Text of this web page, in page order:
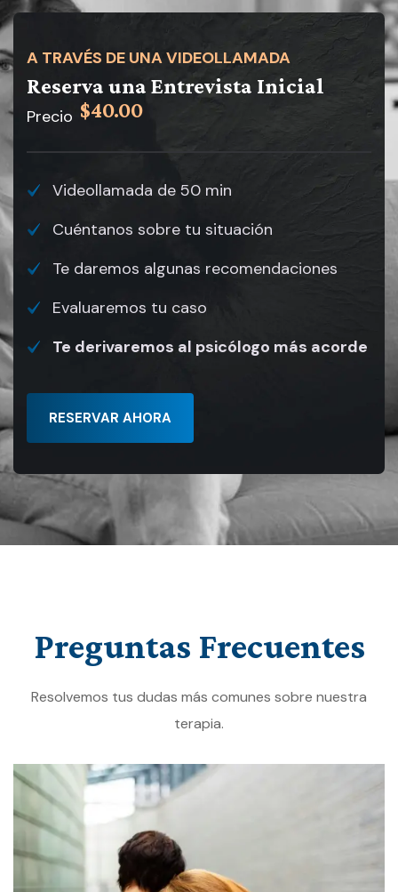
A TRAVÉS DE UNA VIDEOLLAMADA
Reserva una Entrevista Inicial
Precio $40.00
Videollamada de 50 min
Cuéntanos sobre tu situación
Te daremos algunas recomendaciones
Evaluaremos tu caso
Te derivaremos al psicólogo más acorde
RESERVAR AHORA
Preguntas Frecuentes
Resolvemos tus dudas más comunes sobre nuestra
terapia.